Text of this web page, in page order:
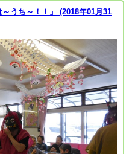
うち～！！」 (2018年01月31